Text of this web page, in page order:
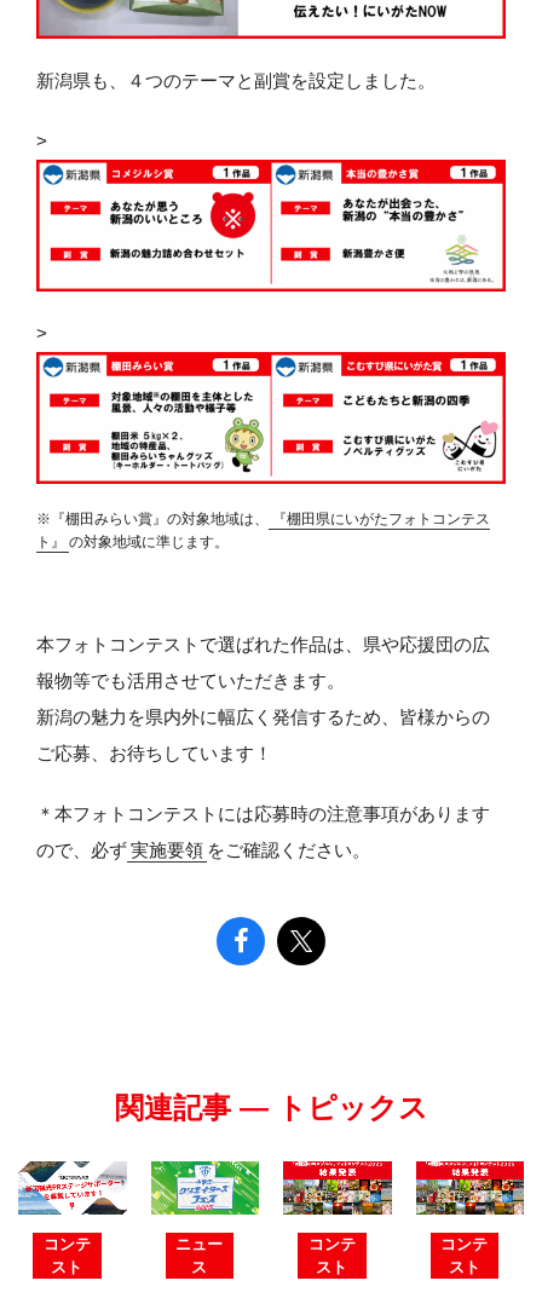
新潟県も、４つのテーマと副賞を設定しました。
>
>
※『棚田みらい賞』の対象地域は、
『棚田県にいがたフォトコンテス
ト』
の対象地域に準じます。
本フォトコンテストで選ばれた作品は、県や応援団の広
報物等でも活用させていただきます。
新潟の魅力を県内外に幅広く発信するため、皆様からの
ご応募、お待ちしています！
＊本フォトコンテストには応募時の注意事項があります
ので、必ず実施要領 をご確認ください。
関連記事 — トピックス
コンテ
スト
ニュー
ス
コンテ
スト
コンテ
スト